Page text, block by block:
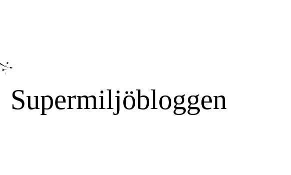
Supermiljöbloggen